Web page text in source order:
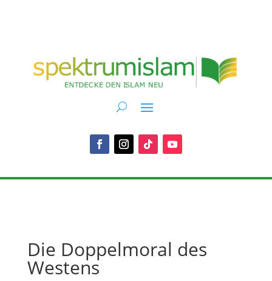
Die Doppelmoral des
Westens